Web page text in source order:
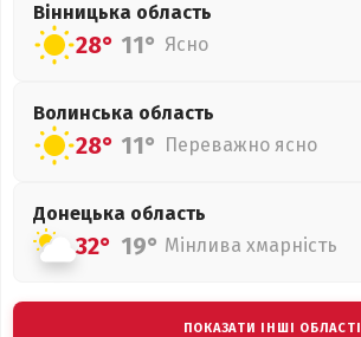
Вінницька область
28° 11° Ясно
Волинська область
28° 11° Переважно ясно
Донецька область
32° 19° Мінлива хмарність
ПОКАЗАТИ ІНШІ ОБЛАСТІ